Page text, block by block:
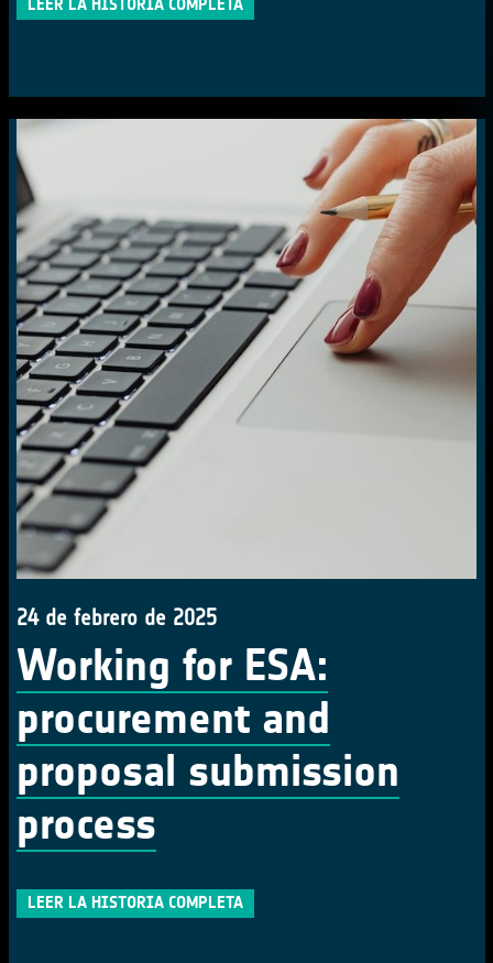
LEER LA HISTORIA COMPLETA
24 de febrero de 2025
Working for ESA:
procurement and
proposal submission
process
LEER LA HISTORIA COMPLETA